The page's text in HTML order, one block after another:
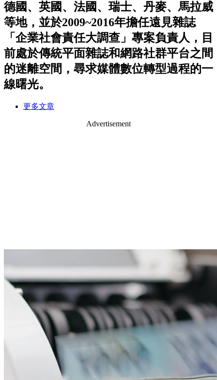
德國、英國、法國、瑞士、丹麥、馬拉威
等地，並於2009~2016年擔任遠見雜誌
「企業社會責任大調查」專案負責人，目
前處於傳統平面雜誌和網路社群平台之間
的迷離空間，尋求媒體數位轉型過程的一
線曙光。
更多文章
Advertisement